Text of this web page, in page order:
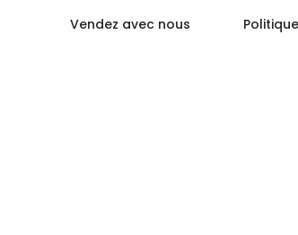
Vendez avec nous